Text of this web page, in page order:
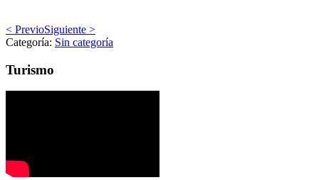
< PrevioSiguiente >
Categoría: Sin categoría
Turismo